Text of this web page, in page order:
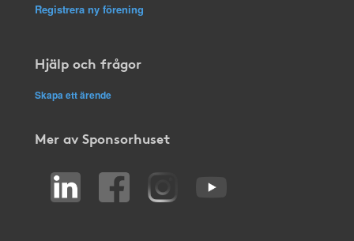
Registrera ny förening
Hjälp och frågor
Skapa ett ärende
Mer av Sponsorhuset